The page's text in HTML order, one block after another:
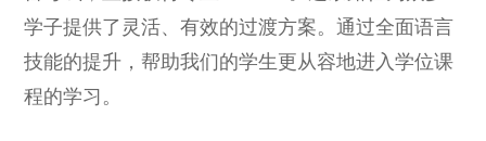
学子提供了灵活、有效的过渡方案。通过全面语言
技能的提升，帮助我们的学生更从容地进入学位课
程的学习。